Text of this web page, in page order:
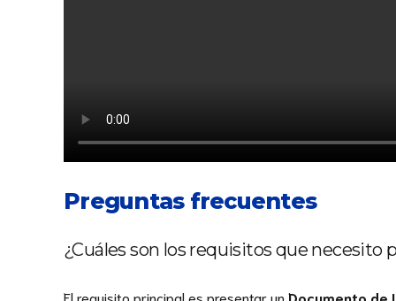
Preguntas frecuentes
¿Cuáles son los requisitos que necesito